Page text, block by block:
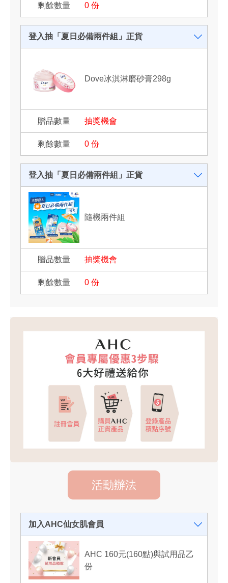
0 份
登入抽「夏日必備兩件組」正貨
Dove冰淇淋磨砂膏298g
抽獎機會
0 份
登入抽「夏日必備兩件組」正貨
隨機兩件組
抽獎機會
0 份
活動辦法
加入AHC仙女肌會員
AHC 160元(160點)與試用品乙
份